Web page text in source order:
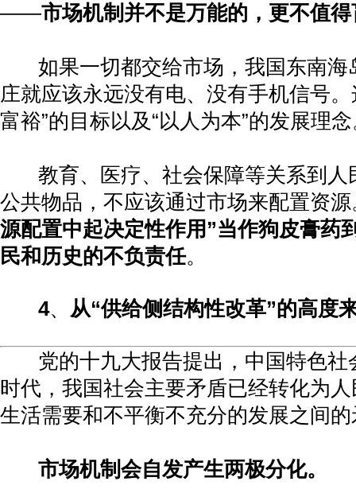
——市场机制并不是万能的，更不值
如果一切都交给市场，我国东南
庄就应该永远没有电、没有手机信号
富裕”的目标以及 “以人为本”的发展理
教育、医疗、社会保障等关系到
公共物品，不应该通过市场来配置资源
源配置中起决定性作用 ”当作狗皮膏药
民和历史的不负责任。
4、 从“供给侧结构性改革”的高度
党的十九大报告提出，中国特色
时代，我国社会主要矛盾已经转化为
生活需要和不平衡不充分的发展之间
市场机制会自发产生两极分化。